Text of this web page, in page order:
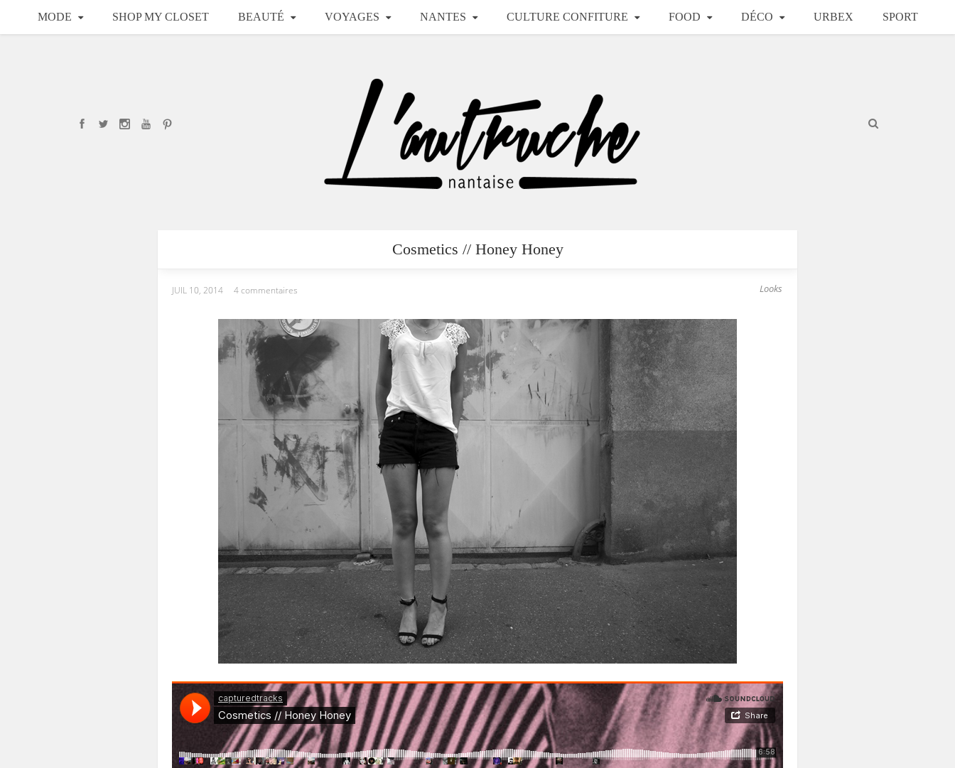
MODE SHOP MY CLOSET BEAUTÉ VOYAGES NANTES CULTURE CONFITURE FOOD DÉCO URBEX SPORT
Cosmetics // Honey Honey
Looks
JUIL 10, 2014 4 commentaires